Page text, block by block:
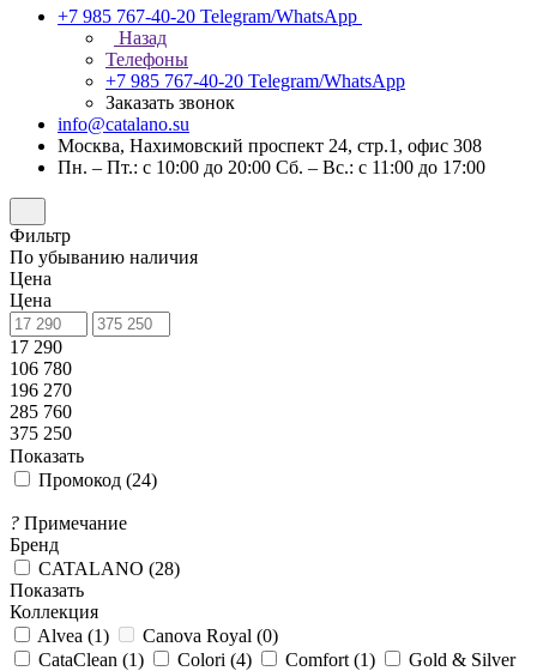
+7 985 767-40-20 Telegram/WhatsApp
Назад
Телефоны
+7 985 767-40-20 Telegram/WhatsApp
Заказать звонок
info@catalano.su
Москва, Нахимовский проспект 24, стр.1, офис 308
Пн. – Пт.: с 10:00 до 20:00 Сб. – Вс.: с 11:00 до 17:00
Фильтр
По убыванию наличия
Цена
Цена
17 290
106 780
196 270
285 760
375 250
Показать
Промокод (24)
? Примечание
Бренд
CATALANO (28)
Показать
Коллекция
Alvea (1) Canova Royal (0)
CataClean (1) Colori (4) Comfort (1)
Gold & Silver